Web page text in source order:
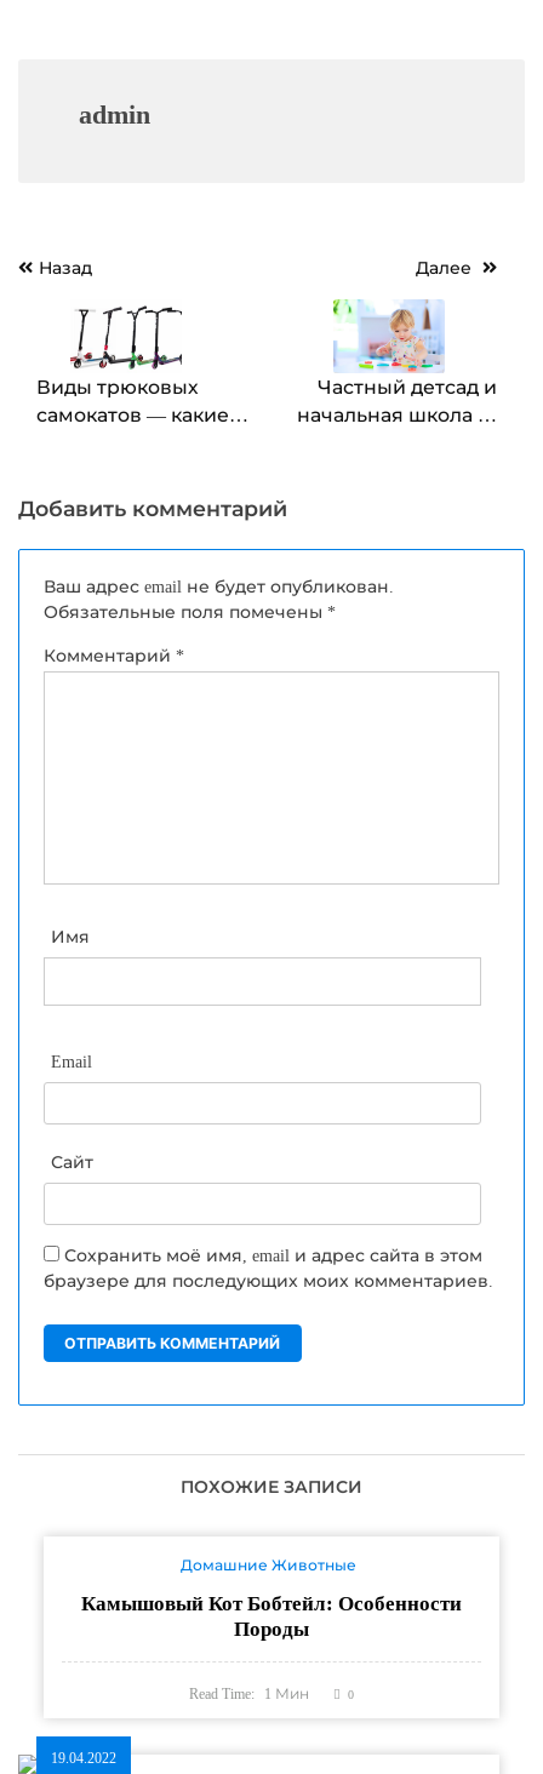
admin
Навигация
записям
Назад
Виды трюковых
самокатов — какие
Далее
Частный детсад и
начальная школа —
Добавить комментарий
Ваш адрес email не будет опубликован.
Обязательные поля помечены *
Комментарий *
Имя
Email
Сайт
Сохранить моё имя, email и адрес сайта в этом
браузере для последующих моих комментариев.
ПОХОЖИЕ ЗАПИСИ
Домашние Животные
Камышовый Кот Бобтейл: Особенности
Породы
Read Time: 1 Мин 0
19.04.2022